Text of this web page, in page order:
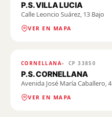
P.S. VILLA LUCIA
Calle Leoncio Suárez, 13 Bajo
VER EN MAPA
CORNELLANA CP33850
P.S. CORNELLANA
Avenida José María Caballero, 4
VER EN MAPA